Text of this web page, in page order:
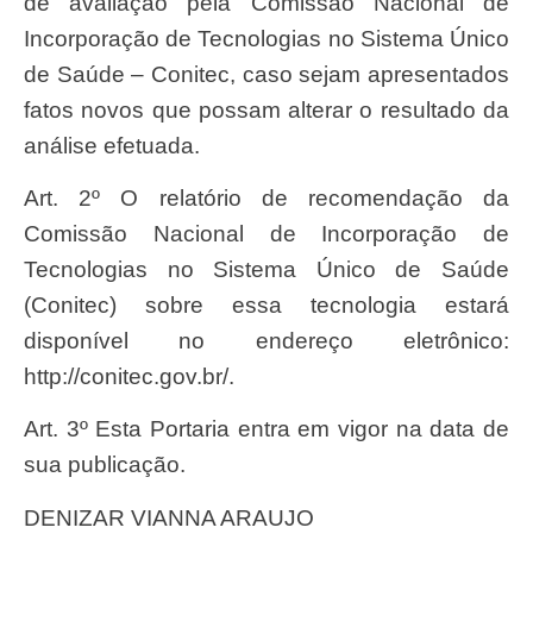
Incorporação de Tecnologias no Sistema Único
de Saúde – Conitec, caso sejam apresentados
fatos novos que possam alterar o resultado da
análise efetuada.
Art. 2º O relatório de recomendação da
Comissão Nacional de Incorporação de
Tecnologias no Sistema Único de Saúde
(Conitec) sobre essa tecnologia estará
disponível no endereço eletrônico:
http://conitec.gov.br/.
Art. 3º Esta Portaria entra em vigor na data de
sua publicação.
DENIZAR VIANNA ARAUJO